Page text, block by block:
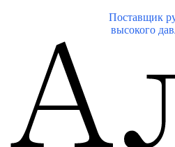
Поставщик
высокого